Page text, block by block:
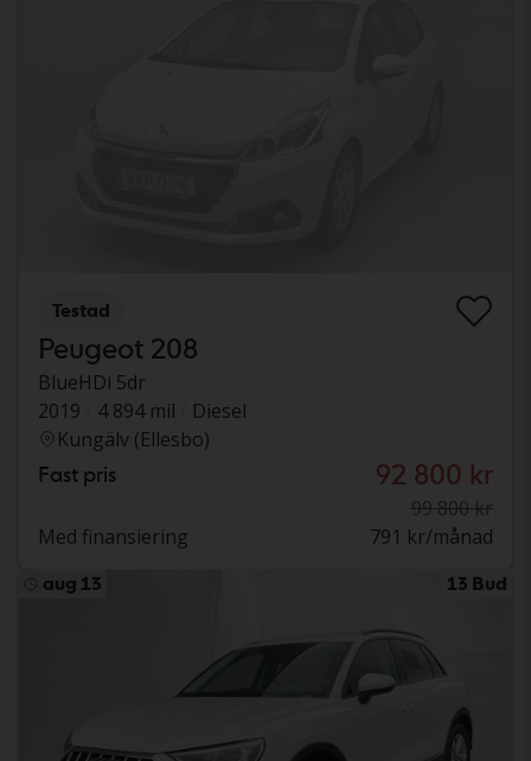
Testad
Peugeot 208
BlueHDi 5dr
2019
4 894 mil
Diesel
Kungälv (Ellesbo)
Fast pris 92 800 kr
99 800 kr
Med finansiering
791 kr/månad
aug 13 13 Bud